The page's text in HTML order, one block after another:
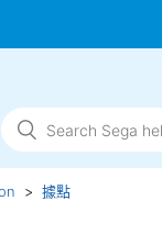
據點